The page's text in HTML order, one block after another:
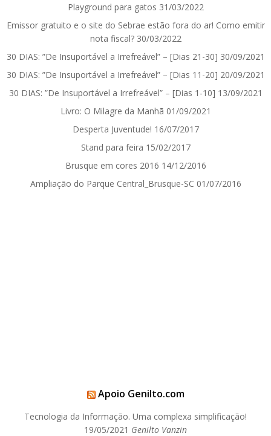
Playground para gatos 31/03/2022
Emissor gratuito e o site do Sebrae estão fora do ar! Como emitir
nota fiscal? 30/03/2022
30 DIAS: ”De Insuportável a Irrefreável” – [Dias 21-30] 30/09/2021
30 DIAS: ”De Insuportável a Irrefreável” – [Dias 11-20] 20/09/2021
30 DIAS: ”De Insuportável a Irrefreável” – [Dias 1-10] 13/09/2021
Livro: O Milagre da Manhã 01/09/2021
Desperta Juventude! 16/07/2017
Stand para feira 15/02/2017
Brusque em cores 2016 14/12/2016
Ampliação do Parque Central_Brusque-SC 01/07/2016
Apoio Genilto.com
Tecnologia da Informação. Uma complexa simplificação!
19/05/2021 Genilto Vanzin